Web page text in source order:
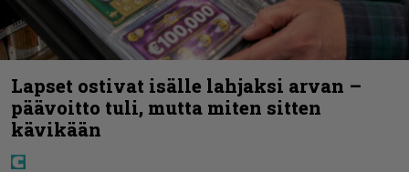
Lapset ostivat isälle lahjaksi arvan –
päävoitto tuli, mutta miten sitten
kävikään